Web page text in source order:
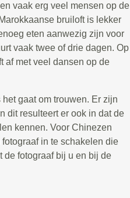
vaak erg veel mensen op de
bruiloft is lekker
eten aanwezig zijn voor
vaak twee of drie dagen. Op
af met veel dansen op de
gaat om trouwen. Er zijn
dit resulteert er ook in dat de
kennen. Voor Chinezen
in te schakelen die
de fotograaf bij u en bij de